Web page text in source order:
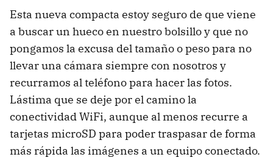
Esta nueva compacta estoy seguro de que viene
a buscar un hueco en nuestro bolsillo y que no
pongamos la excusa del tamaño o peso para no
llevar una cámara siempre con nosotros y
recurramos al teléfono para hacer las fotos.
Lástima que se deje por el camino la
conectividad WiFi, aunque al menos recurre a
tarjetas microSD para poder traspasar de forma
más rápida las imágenes a un equipo conectado.